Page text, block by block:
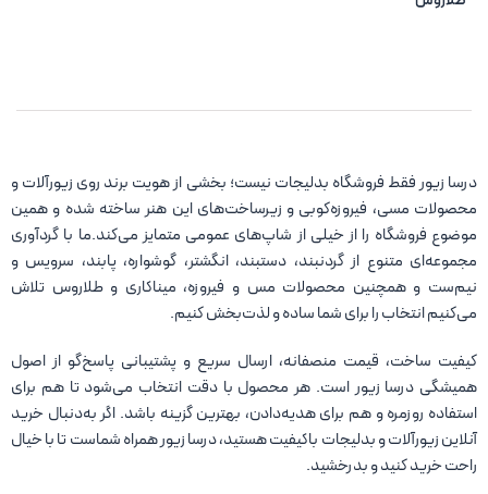
درسا زیور فقط فروشگاه بدلیجات نیست؛ بخشی از هویت برند روی زیورآلات و
محصولات مسی، فیروزه‌کوبی و زیرساخت‌های این هنر ساخته شده و همین
موضوع فروشگاه را از خیلی از شاپ‌های عمومی متمایز می‌کند.ما با گردآوری
مجموعه‌ای متنوع از گردنبند، دستبند، انگشتر، گوشواره، پابند، سرویس و
نیم‌ست و همچنین محصولات مس و فیروزه، میناکاری و طلاروس تلاش
می‌کنیم انتخاب را برای شما ساده و لذت‌بخش کنیم.
کیفیت ساخت، قیمت منصفانه، ارسال سریع و پشتیبانی پاسخ‌گو از اصول
همیشگی درسا زیور است. هر محصول با دقت انتخاب می‌شود تا هم برای
استفاده روزمره و هم برای هدیه‌دادن، بهترین گزینه باشد. اگر به‌دنبال خرید
آنلاین زیورآلات و بدلیجات باکیفیت هستید، درسا زیور همراه شماست تا با خیال
راحت خرید کنید و بدرخشید.